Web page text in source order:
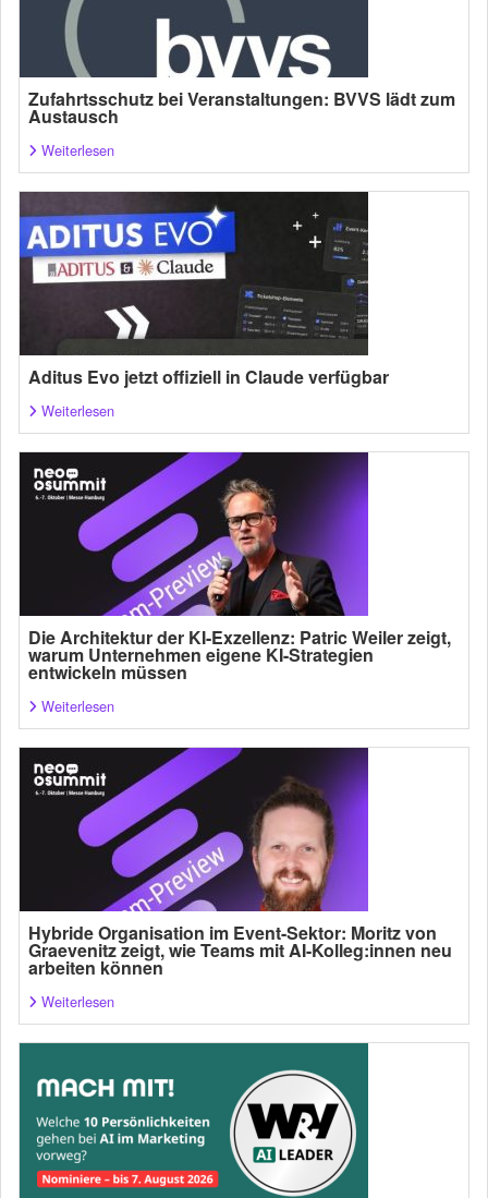
Zufahrtsschutz bei Veranstaltungen: BVVS lädt zum
Austausch
Weiterlesen
Aditus Evo jetzt offiziell in Claude verfügbar
Weiterlesen
Die Architektur der KI-Exzellenz: Patric Weiler zeigt,
warum Unternehmen eigene KI-Strategien
entwickeln müssen
Weiterlesen
Hybride Organisation im Event-Sektor: Moritz von
Graevenitz zeigt, wie Teams mit AI-Kolleg:innen neu
arbeiten können
Weiterlesen